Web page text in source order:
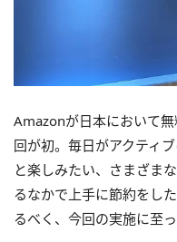
Amazonが日本において
回が初。毎日がアクティ
と楽しみたい、さまざま
るなかで上手に節約をし
るべく、今回の実施に至っ